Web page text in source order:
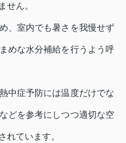
せん。
、室内でも暑さを我慢せず
めな水分補給を行うよう呼
中症予防には温度だけでな
どを参考にしつつ適切な空
れています。